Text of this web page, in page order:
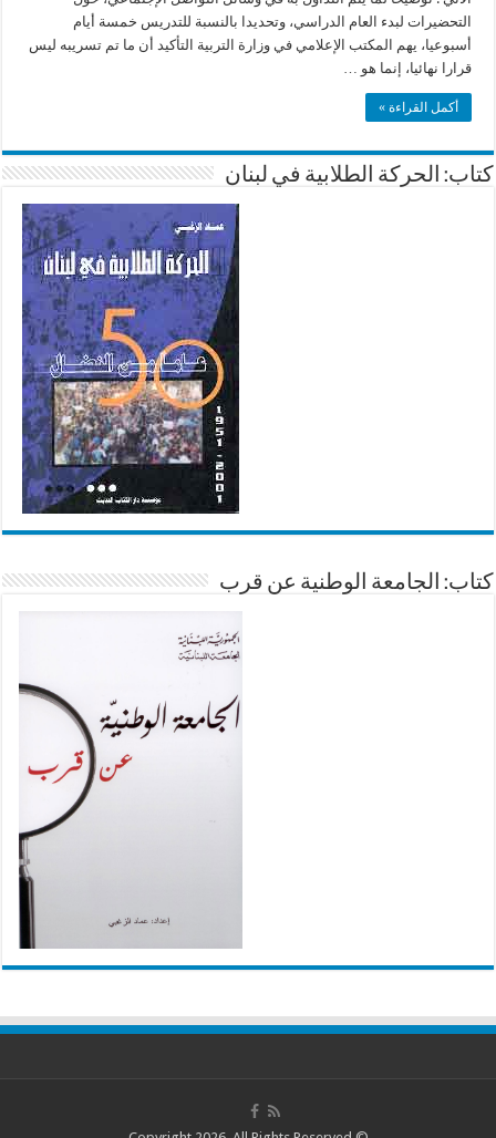
التحضيرات لبدء العام الدراسي، وتحديدا بالنسبة للتدريس خمسة أيام
أسبوعيا، يهم المكتب الإعلامي في وزارة التربية التأكيد أن ما تم تسريبه ليس
قرارا نهائيا، إنما هو …
أكمل القراءة »
كتاب: الحركة الطلابية في لبنان
كتاب: الجامعة الوطنية عن قرب